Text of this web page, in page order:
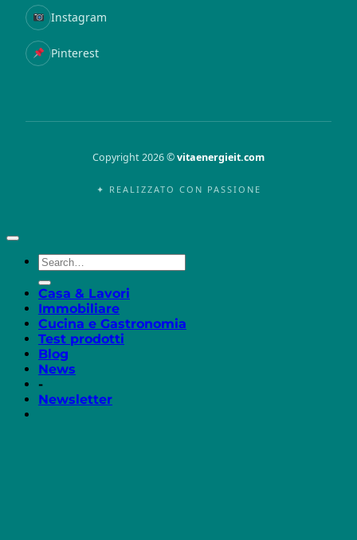
Instagram
Pinterest
Copyright 2026 ©vitaenergieit.com
✦ REALIZZATO CON PASSIONE
Casa & Lavori
Immobiliare
Cucina e Gastronomia
Test prodotti
Blog
News
-
Newsletter